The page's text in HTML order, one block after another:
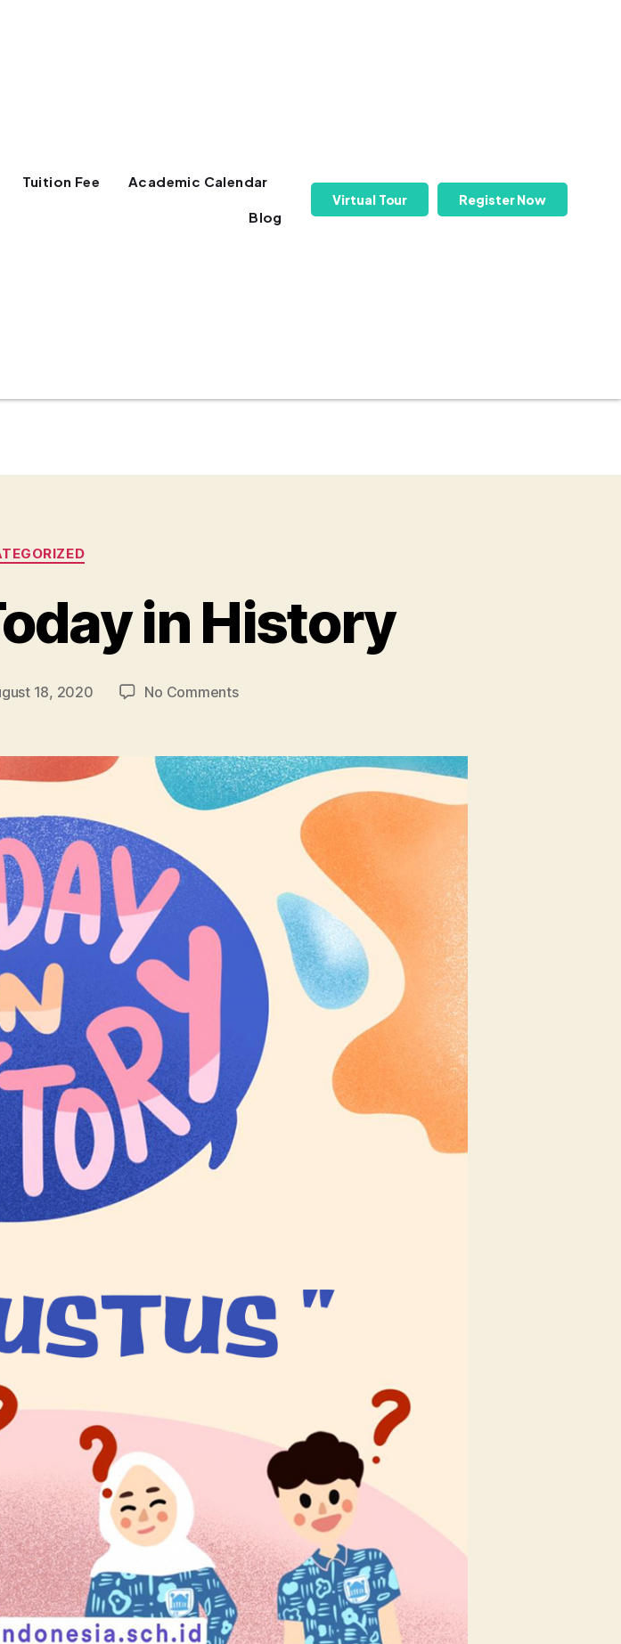
Tuition Fee Academic Calendar
Blog
Virtual Tour Register Now
in History
18, 2020 No Comments